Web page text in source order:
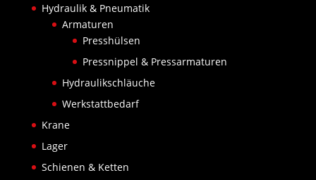
Hydraulik & Pneumatik
Armaturen
Presshülsen
Pressnippel & Pressarmaturen
Hydraulikschläuche
Werkstattbedarf
Krane
Lager
Schienen & Ketten